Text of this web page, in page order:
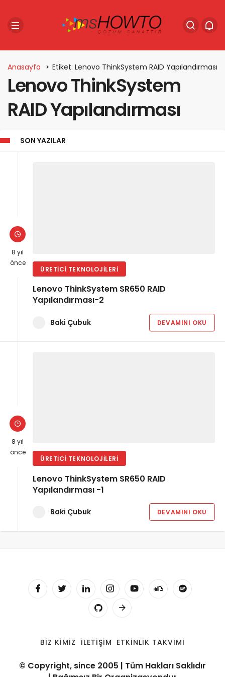
Anasayfa Etiket: Lenovo ThinkSystem RAID Yapılandırması
Lenovo ThinkSystem
RAID Yapılandırması
SON YAZILAR
8 yıl
önce
ÜRETICI TEKNOLOJILERI
Lenovo ThinkSystem SR650 RAID
Yapılandırması-2
Baki Çubuk DEVAMINI OKU
8 yıl
önce
ÜRETICI TEKNOLOJILERI
Lenovo ThinkSystem SR650 RAID
Yapılandırması -1
Baki Çubuk DEVAMINI OKU
BIZ KIMIZ İLETIŞIM ETKINLIK TAKVIMI
© Copyright, since 2005 | Tüm Hakları Saklıdır